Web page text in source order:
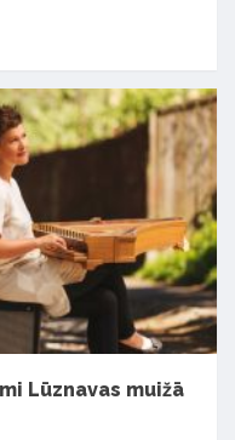
Lūznavas muižā